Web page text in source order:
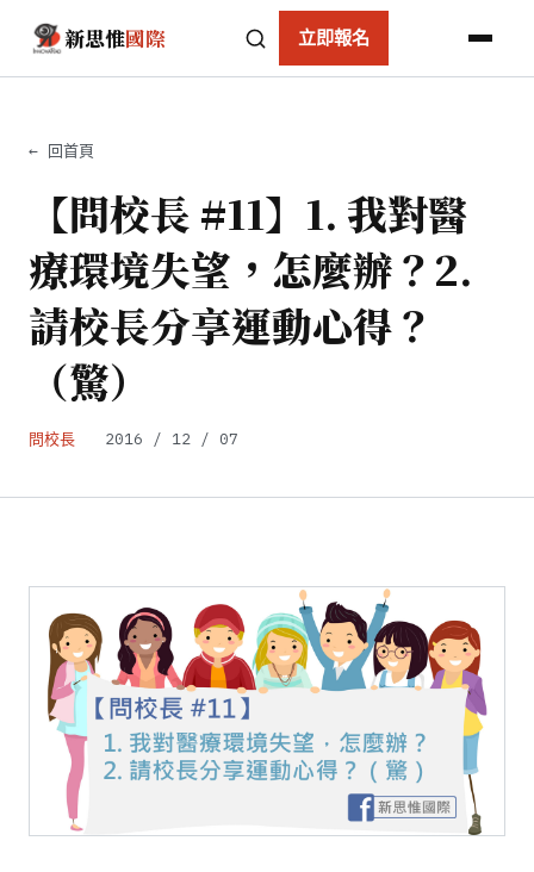
新思惟國際 立即報名
← 回首頁
【問校長 #11】1. 我對醫
療環境失望，怎麼辦？2.
請校長分享運動心得？
（驚）
問校長 2016 / 12 / 07